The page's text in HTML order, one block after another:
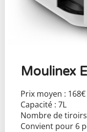
Moulinex
Prix moyen : 168€
Capacité : 7L
Nombre de
Convient pour 6